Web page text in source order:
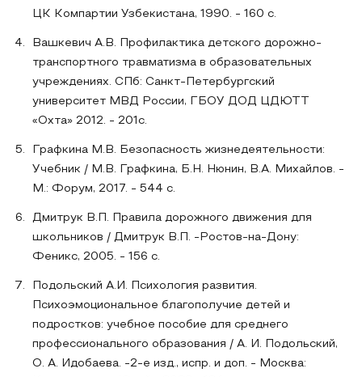
ЦК Компартии Узбекистана, 1990. - 160 с.
Вашкевич А.В. Профилактика детского дорожно-
транспортного травматизма в образовательных
учреждениях. СПб: Санкт-Петербургский
университет МВД России, ГБОУ ДОД ЦДЮТТ
«Охта» 2012. - 201с.
Графкина М.В. Безопасность жизнедеятельности:
Учебник / М.В. Графкина, Б.Н. Нюнин, В.А. Михайлов. -
М.: Форум, 2017. - 544 c.
Дмитрук В.П. Правила дорожного движения для
школьников / Дмитрук В.П. -Ростов-на-Дону:
Феникс, 2005. - 156 с.
Подольский А.И. Психология развития.
Психоэмоциональное благополучие детей и
подростков: учебное пособие для среднего
профессионального образования / А. И. Подольский,
О. А. Идобаева. -2-е изд., испр. и доп. - Москва: